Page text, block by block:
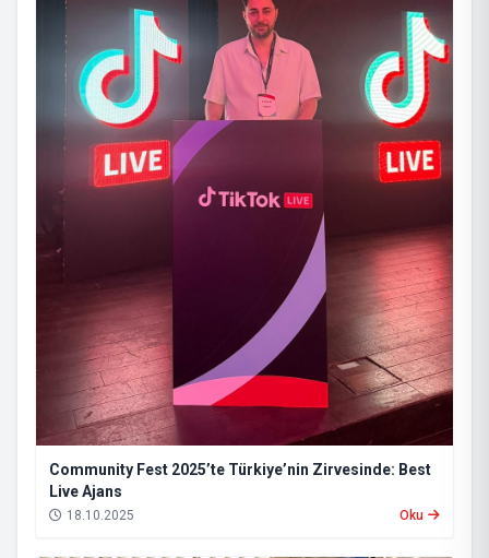
Community Fest 2025’te Türkiye’nin Zirvesinde: Best
Live Ajans
18.10.2025 Oku